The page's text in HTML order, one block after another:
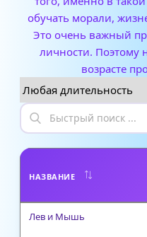
обучать морали,
Это очень важный
личности. Поэтому
возрасте
НАЗВАНИЕ
Лев и Мышь